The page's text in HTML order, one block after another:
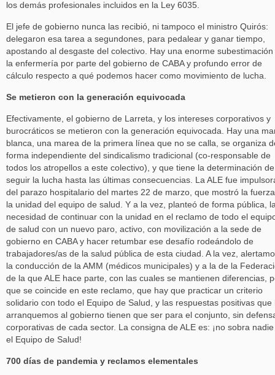
los demás profesionales incluidos en la Ley 6035.
El jefe de gobierno nunca las recibió, ni tampoco el ministro Quirós:
delegaron esa tarea a segundones, para pedalear y ganar tiempo,
apostando al desgaste del colectivo. Hay una enorme subestimación
la enfermería por parte del gobierno de CABA y profundo error de
cálculo respecto a qué podemos hacer como movimiento de lucha.
Se metieron con la generación equivocada
Efectivamente, el gobierno de Larreta, y los intereses corporativos y
burocráticos se metieron con la generación equivocada. Hay una
blanca, una marea de la primera línea que no se calla, se organiza
forma independiente del sindicalismo tradicional (co-responsable de
todos los atropellos a este colectivo), y que tiene la determinación de
seguir la lucha hasta las últimas consecuencias. La ALE fue
del parazo hospitalario del martes 22 de marzo, que mostró la
la unidad del equipo de salud. Y a la vez, planteó de forma pública,
necesidad de continuar con la unidad en el reclamo de todo el
de salud con un nuevo paro, activo, con movilización a la sede de
gobierno en CABA y hacer retumbar ese desafío rodeándolo de
trabajadores/as de la salud pública de esta ciudad. A la vez,
la conducción de la AMM (médicos municipales) y a la de la
de la que ALE hace parte, con las cuales se mantienen diferencias,
que se coincide en este reclamo, que hay que practicar un criterio
solidario con todo el Equipo de Salud, y las respuestas positivas que
arranquemos al gobierno tienen que ser para el conjunto, sin
corporativas de cada sector. La consigna de ALE es: ¡no sobra
el Equipo de Salud!
700 días de pandemia y reclamos elementales